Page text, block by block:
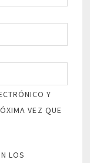
Y
VEZ QUE
LOS